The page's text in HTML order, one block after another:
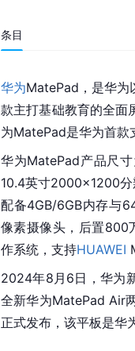
条目
华为MatePad，是华为
款主打基础教育的全
为MatePad是华为首款
华为MatePad产品尺
10.4英寸2000×1200
配备4GB/6GB内存与
像素摄像头，后置800
作系统，支持HUAWEI
2024年8月6日，华为
全新华为MatePad Air
正式发布，该平板是华